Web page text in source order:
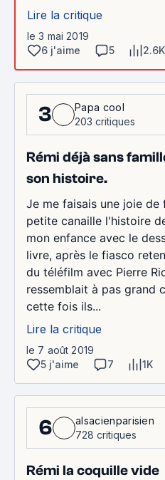
Lire la critique
le 3 mai 2019
6 j'aime
5 2.6K
3
Papa cool
203 critiques
Rémi déjà sans
son histoire.
Je me faisais une joie
petite canaille l'histoire
mon enfance avec le
livre, après le fiasco
du téléfilm avec Pierre
ressemblait à pas grand
cette fois ils...
Lire la critique
le 7 août 2019
5 j'aime
7 1K
6
alsacienparisien
728 critiques
Rémi la coquille vide